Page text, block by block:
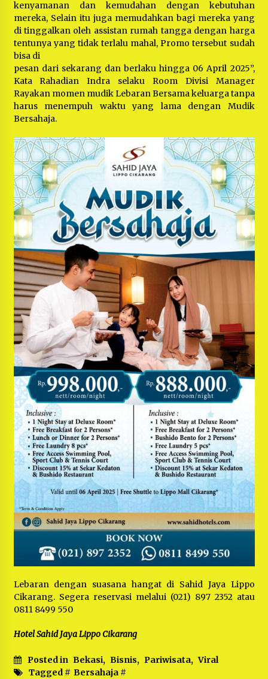
kenyamanan dan kemudahan dengan kebutuhan
mereka, Selain itu juga memudahkan bagi mereka yang
di tinggalkan oleh assistan rumah tangga dengan harga
tentunya yang tidak terlalu mahal, Promo tersebut sudah
bisa di
pesan dari sekarang dan berlaku hingga 06 April 2025”,
Kata Rahadian Indra selaku Room Divisi Manager
Rayakan momen mudik Lebaran Bersama keluarga tanpa
harus menempuh waktu yang lama dengan Mudik
Bersahaja.
Lebaran dengan suasana hangat di Sahid Jaya Lippo
Cikarang. Segera reservasi melalui (021) 897 2352 atau
0811 8499 550
Hotel Sahid Jaya Lippo Cikarang
Posted in Bekasi, Bisnis, Pariwisata, Viral
Tagged # Bersahaja#